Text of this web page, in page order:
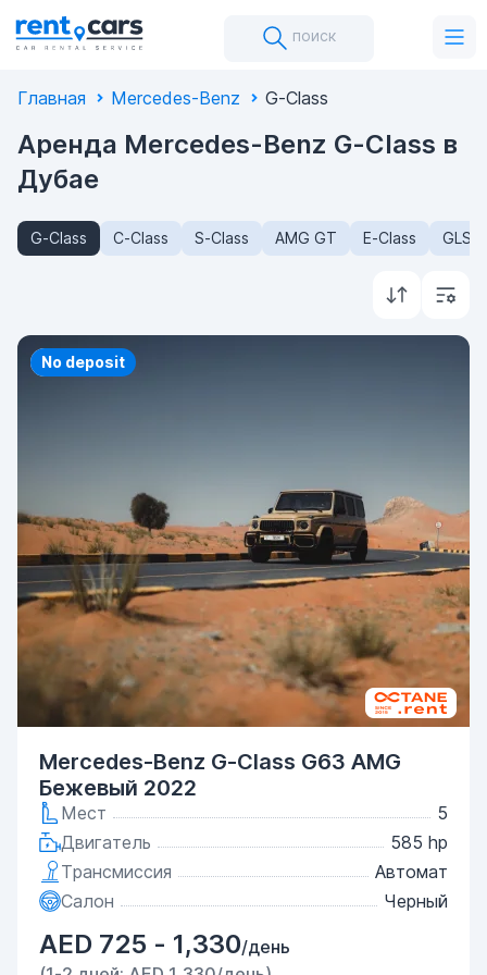
поиск
Главная Mercedes-Benz G-Class
Аренда Mercedes-Benz G-Class в
Дубае
G-Class C-Class S-Class AMG GT E-Class GLS-
Priority
No deposit
Mercedes-Benz G-Class G63 AMG
Бежевый 2022
Мест
5
Двигатель
585 hp
Трансмиссия
Автомат
Салон
Черный
AED 725 - 1,330/день